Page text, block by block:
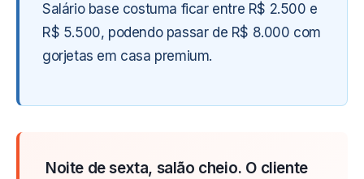
Salário base costuma ficar entre R$ 2.500 e
R$ 5.500, podendo passar de R$ 8.000 com
gorjetas em casa premium.
Noite de sexta, salão cheio. O cliente